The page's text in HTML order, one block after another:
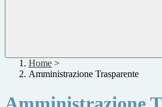
Home >
Amministrazione Trasparente